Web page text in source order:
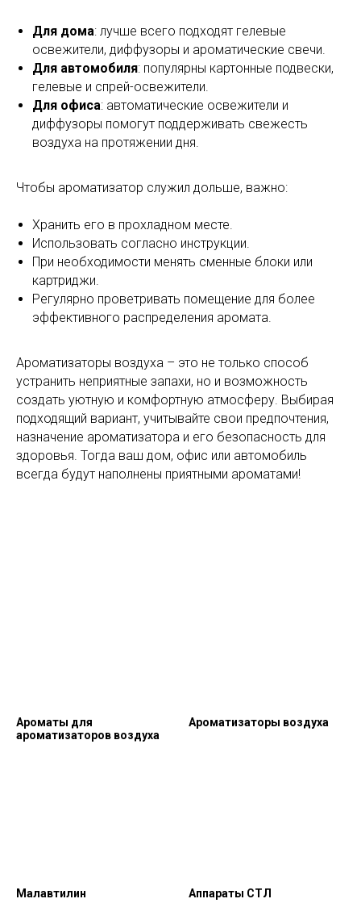
Для дома: лучше всего подходят гелевые
освежители, диффузоры и ароматические свечи.
Для автомобиля: популярны картонные подвески,
гелевые и спрей-освежители.
Для офиса: автоматические освежители и
диффузоры помогут поддерживать свежесть
воздуха на протяжении дня.
Чтобы ароматизатор служил дольше, важно:
Хранить его в прохладном месте.
Использовать согласно инструкции.
При необходимости менять сменные блоки или
картриджи.
Регулярно проветривать помещение для более
эффективного распределения аромата.
Ароматизаторы воздуха – это не только способ
устранить неприятные запахи, но и возможность
создать уютную и комфортную атмосферу. Выбирая
подходящий вариант, учитывайте свои предпочтения,
назначение ароматизатора и его безопасность для
здоровья. Тогда ваш дом, офис или автомобиль
всегда будут наполнены приятными ароматами!
Ароматы для
ароматизаторов воздуха
Ароматизаторы воздуха
Малавтилин Аппараты СТЛ